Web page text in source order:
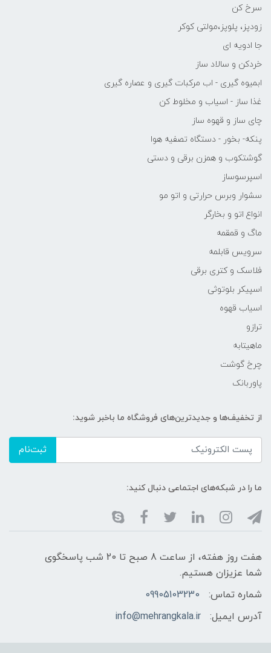
سرخ کن
زودپز، پلوپز،مولتی کوکر
جا ادویه ای
خردکن و سالاد ساز
ابمیوه گیری - اب مرکبات گیری و عصاره گیری
غذا ساز - اسیاب و مخلوط کن
چای ساز و قهوه ساز
پنکه- بخور - دستگاه تصفیه هوا
گوشتکوب و همزن برقی و دستی
اسپرسوساز
سشوار وبرس حرارتی و اتو مو
انواع اتو و بخارگر
ماگ و قمقمه
سرویس قابلمه
فلاسک و کتری برقی
اسپیکر بلوتوثی
اسیاب قهوه
ترازو
ماهیتابه
چرخ گوشت
پاوربانک
از تخفیف‌ها و جدیدترین‌های فروشگاه ما باخبر شوید:
ثبت‌نام
ما را در شبکه‌های اجتماعی دنبال کنید:
هفت روز هفته، از ساعت 8 صبح تا 20 شب پاسخگوی
شما عزیزان هستیم.
شماره تماس:
09905103230
آدرس ایمیل:
info@mehrangkala.ir